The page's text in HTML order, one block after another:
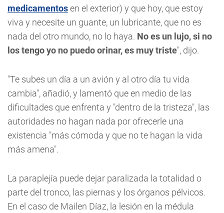
medicamentosen el exterior) y que hoy, que estoy
viva y necesite un guante, un lubricante, que no es
nada del otro mundo, no lo haya. No es un lujo, si no
los tengo yo no puedo orinar, es muy triste", dijo.
"Te subes un día a un avión y al otro día tu vida
cambia", añadió, y lamentó que en medio de las
dificultades que enfrenta y "dentro de la tristeza", las
autoridades no hagan nada por ofrecerle una
existencia "más cómoda y que no te hagan la vida
más amena".
La paraplejía puede dejar paralizada la totalidad o
parte del tronco, las piernas y los órganos pélvicos.
En el caso de Mailen Díaz, la lesión en la médula